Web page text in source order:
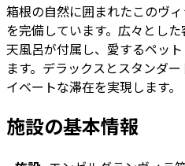
箱根の自然に囲まれたこのヴ
を完備しています。広々とし
天風呂が付属し、愛するペッ
ます。デラックスとスタンダ
イベートな滞在を実現します。
施設の基本情報